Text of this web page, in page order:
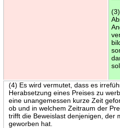
(4) Es wird vermutet, dass es
Herabsetzung eines Preises zu
eine unangemessen kurze Zeit
ob und in welchem Zeitraum der
trifft die Beweislast denjenigen, der
geworben hat.